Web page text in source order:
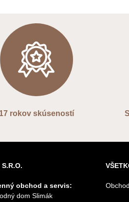
17 rokov skúseností
obchod a servis:
dom Slimák